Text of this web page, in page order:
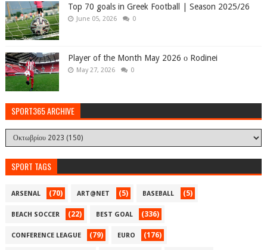
Top 70 goals in Greek Football | Season 2025/26
June 05, 2026 0
Player of the Month May 2026 ο Rodinei
May 27, 2026 0
SPORT365 ARCHIVE
SPORT TAGS
ARSENAL (70) ART@NET (5) BASEBALL (5)
BEACH SOCCER (22) BEST GOAL (336)
CONFERENCE LEAGUE (79) EURO (176)